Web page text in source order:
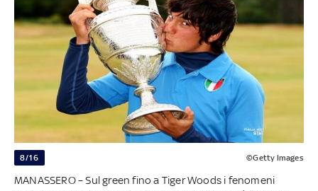
8/16 ©Getty Images
MANASSERO – Sul green fino a Tiger Woods i fenomeni